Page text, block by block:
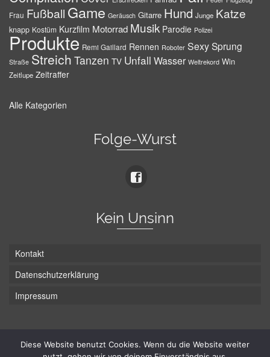
Frau Fußball Game Geräusch Gitarre Hund Junge Katze
knapp Kostüm Kurzfilm Motorrad Musik Parodie Polizei
Produkte Remi Gaillard Rennen Roboter SexySprung
Straße Streich Tanzen TV Unfall Wasser Weltrekord Win
Zeitlupe Zeitraffer
Alle Kategorien
Folge-Wurst
Kein Unsinn
Kontakt
Datenschutzerklärung
Impressum
Diese Website benutzt Cookies. Wenn du die Website weiter